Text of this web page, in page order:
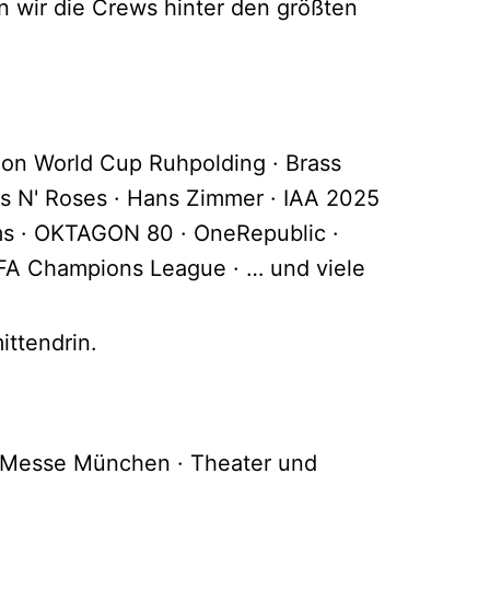
wir die Crews hinter den größten
World Cup Ruhpolding · Brass
N' Roses · Hans Zimmer · IAA 2025
OKTAGON 80 · OneRepublic ·
Champions League · … und viele
München · Theater und